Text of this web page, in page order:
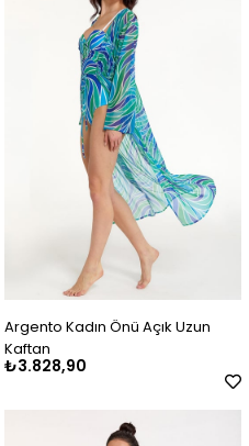
Argento Kadın Önü Açık Uzun
Kaftan
₺3.828,90